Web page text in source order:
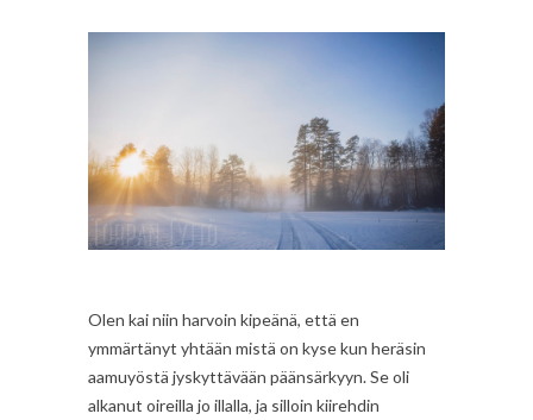
Olen kai niin harvoin kipeänä, että en
ymmärtänyt yhtään mistä on kyse kun heräsin
aamuyöstä jyskyttävään päänsärkyyn. Se oli
alkanut oireilla jo illalla, ja silloin kiirehdin